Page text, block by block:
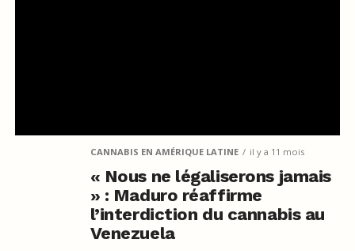
CANNABIS EN AMÉRIQUE LATINE il y a 11 mois
« Nous ne légaliserons jamais
» : Maduro réaffirme
l’interdiction du cannabis au
Venezuela